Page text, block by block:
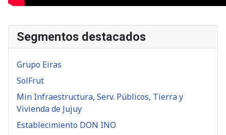
Segmentos destacados
Grupo Eiras
SolFrut
Min Infraestructura, Serv. Públicos, Tierra y
Vivienda de Jujuy
Establecimiento DON INO